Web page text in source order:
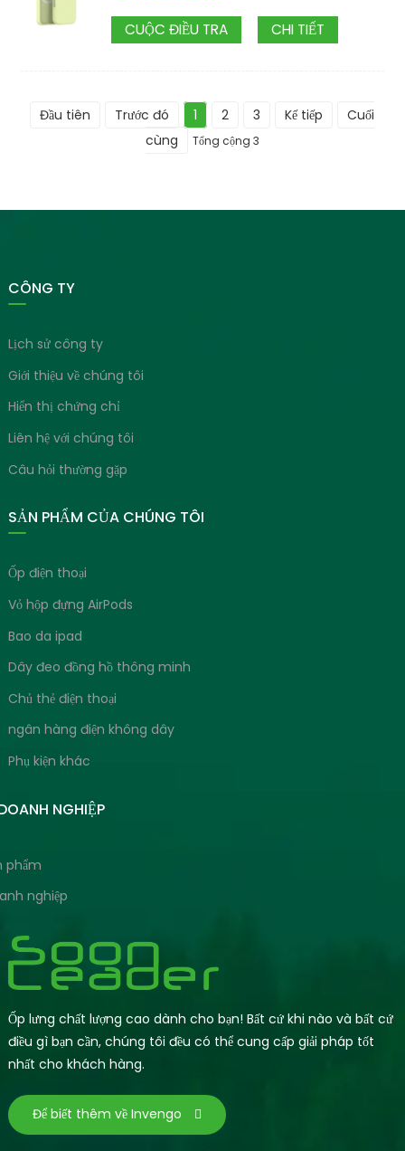
CUỘC ĐIỀU TRA CHI TIẾT
Đầu tiên Trước đó 1 2 3 Kế tiếp
Cuối
cùng
Tổng cộng 3
CÔNG TY
Lịch sử công ty
Giới thiệu về chúng tôi
Hiển thị chứng chỉ
Liên hệ với chúng tôi
Câu hỏi thường gặp
SẢN PHẨM CỦA CHÚNG TÔI
Ốp điện thoại
Vỏ hộp đựng AirPods
Bao da ipad
Dây đeo đồng hồ thông minh
Chủ thẻ điện thoại
ngân hàng điện không dây
Phụ kiện khác
NGHIỆP
phẩm
nghiệp
Ốp lưng chất lượng cao dành cho bạn! Bất cứ khi nào và bất cứ
điều gì bạn cần, chúng tôi đều có thể cung cấp giải pháp tốt
nhất cho khách hàng.
Để biết thêm về Invengo